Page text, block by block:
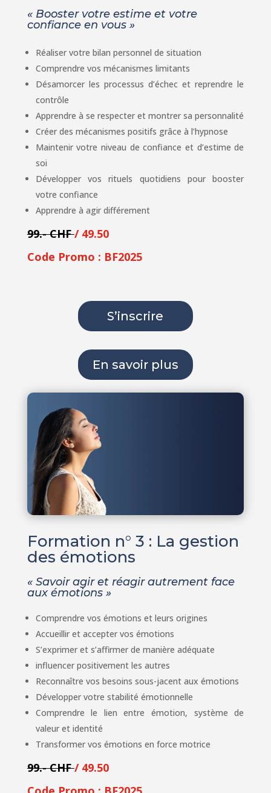
« Booster votre estime et votre
confiance en vous »
Réaliser votre bilan personnel de situation
Comprendre vos mécanismes limitants
Désamorcer les processus d’échec et reprendre le
contrôle
Apprendre à se respecter et montrer sa personnalité
Créer des mécanismes positifs grâce à l’hypnose
Maintenir votre niveau de confiance et d’estime de
soi
Développer vos rituels quotidiens pour booster
votre confiance
Apprendre à agir différement
99.- CHF/ 49.50
Code Promo : BF2025
S’inscrire
En savoir plus
Formation n° 3 : La gestion
des émotions
« Savoir agir et réagir autrement face
aux émotions »
Comprendre vos émotions et leurs origines
Accueillir et accepter vos émotions
S’exprimer et s’affirmer de manière adéquate
influencer positivement les autres
Reconnaître vos besoins sous-jacent aux émotions
Développer votre stabilité émotionnelle
Comprendre le lien entre émotion, système de
valeur et identité
Transformer vos émotions en force motrice
99.- CHF/ 49.50